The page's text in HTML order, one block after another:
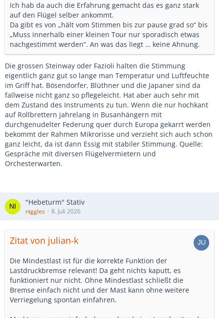
Ich hab da auch die Erfahrung gemacht das es ganz stark
auf den Flügel selber ankommt.
Da gibt es von „hält vom Stimmen bis zur pause grad so“ bis
„Muss innerhalb einer kleinen Tour nur sporadisch etwas
nachgestimmt werden“. An was das liegt … keine Ahnung.
Die grossen Steinway oder Fazioli halten die Stimmung
eigentlich ganz gut so lange man Temperatur und Luftfeuchte
im Griff hat. Bösendorfer, Blüthner und die Japaner sind da
fallweise nicht ganz so pflegeleicht. Hat aber auch sehr mit
dem Zustand des Instruments zu tun. Wenn die nur hochkant
auf Rollbrettern jahrelang in Busanhängern mit
durchgenudelter Federung quer durch Europa gekarrt werden
bekommt der Rahmen Mikrorisse und verzieht sich auch schon
ganz leicht, da ist dann Essig mit stabiler Stimmung. Quelle:
Gespräche mit diversen Flügelvermietern und
Orchesterwarten.
"Hebeturm" Stativ
niggles 8. Juli 2026
Zitat von julian-k
Die Mindestlast ist für die korrekte Funktion der
Lastdruckbremse relevant! Da geht nichts kaputt, es
funktioniert nur nicht. Ohne Mindestlast schließt die
Bremse einfach nicht und der Mast kann ohne weitere
Verriegelung spontan einfahren.